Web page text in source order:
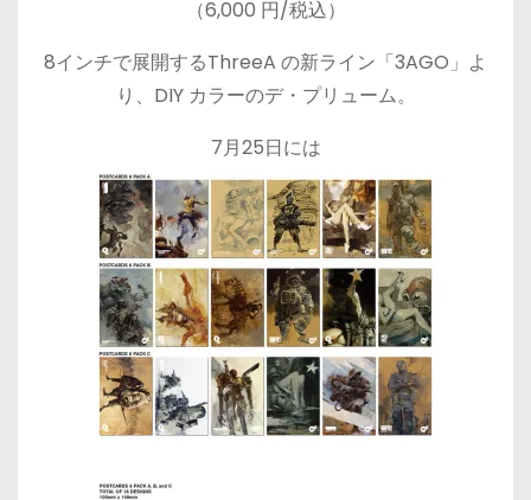
（6,000 円/税込）
8インチで展開するThreeA の新ライン「3AGO」よ
り、DIY カラーのデ・プリューム。
7月25日には